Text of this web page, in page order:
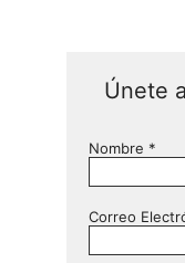
Únete
Nombre *
Correo